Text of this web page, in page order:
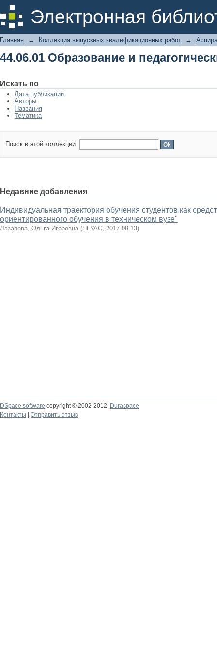
Электронная
44.06.01 Образование и
Главная → Коллекция выпускных квалификационных работ →
44.06.01 Образование и
Искать по
Дата публикации
Авторы
Названия
Тематика
Поиск в этой коллекции:
Недавние добавления
Индивидуальная траектория обучения студентов как
ориентированного обучения в техническом вузе"
Лазарева, Ольга Игоревна (ПГУАС, 2017-09-13)
DSpace software copyright © 2002-2012
Duraspace
Контакты
Отправить отзыв